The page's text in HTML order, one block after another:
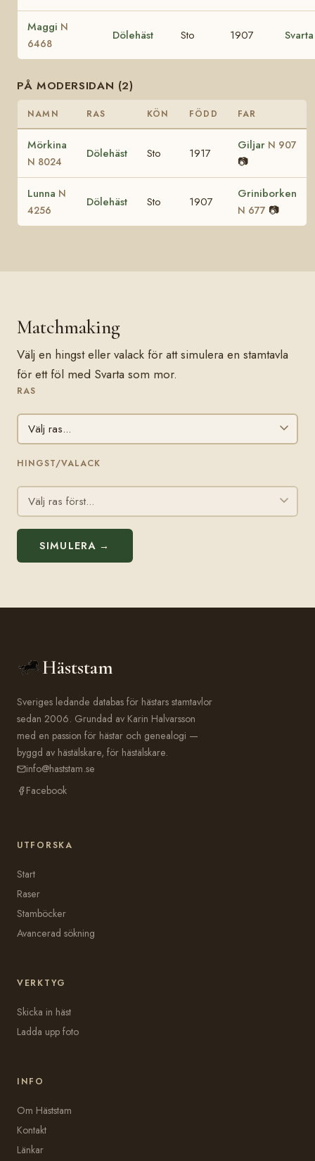
Maggi N
6468
Dölehäst Sto 1907 Svarta
PÅ MODERSIDAN (2)
NAMN RAS KÖN FÖDD FAR
Mörkina
N 8024
Dölehäst Sto 1917
Giljar N 907
📷
Lunna N
4256
Dölehäst Sto 1907
Griniborken
N 677 📷
Matchmaking
Välj en hingst eller valack för att simulera en stamtavla
för ett föl med Svarta som mor.
RAS
HINGST/VALACK
SIMULERA →
Häststam
Sveriges ledande databas för hästars stamtavlor
sedan 2006. Grundad av Karin Halvarsson
med en passion för hästar och genealogi —
byggd av hästälskare, för hästälskare.
info@haststam.se
Facebook
UTFORSKA
Start
Raser
Stamböcker
Avancerad sökning
VERKTYG
Skicka in häst
Ladda upp foto
INFO
Om Häststam
Kontakt
Länkar